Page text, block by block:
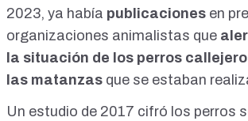
2023, ya había publicaciones en
organizaciones animalistas que
la situación de los perros
las matanzas que se estaban
Un estudio de 2017 cifró los perros